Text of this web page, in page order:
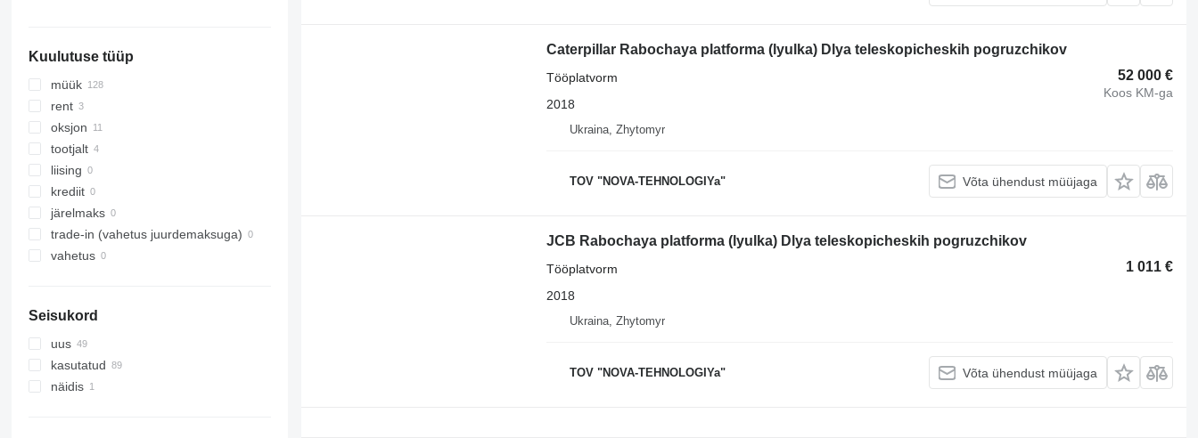
Kuulutuse tüüp
müük
rent
oksjon
tootjalt
liising
krediit
järelmaks
trade-in (vahetus juurdemaksuga)
vahetus
Seisukord
uus
kasutatud
näidis
Caterpillar Rabochaya platforma (lyulka) Dlya teleskopicheskih pogruzchikov
52 000 €
Koos KM-ga
Tööplatvorm
2018
Ukraina, Zhytomyr
TOV "NOVA-TEHNOLOGIYa" Võta ühendust müüjaga
JCB Rabochaya platforma (lyulka) Dlya teleskopicheskih pogruzchikov
1 011 €
Tööplatvorm
2018
Ukraina, Zhytomyr
TOV "NOVA-TEHNOLOGIYa" Võta ühendust müüjaga